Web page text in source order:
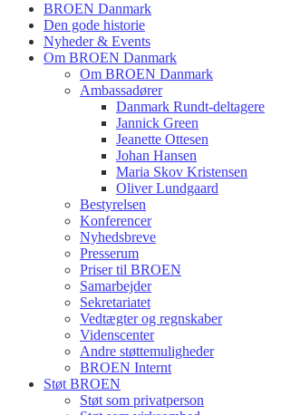
BROEN Danmark
Den gode historie
Nyheder & Events
Om BROEN Danmark
Om BROEN Danmark
Ambassadører
Danmark Rundt-deltagere
Jannick Green
Jeanette Ottesen
Johan Hansen
Maria Skov Kristensen
Oliver Lundgaard
Bestyrelsen
Konferencer
Nyhedsbreve
Presserum
Priser til BROEN
Samarbejder
Sekretariatet
Vedtægter og regnskaber
Videnscenter
Andre støttemuligheder
BROEN Internt
Støt BROEN
Støt som privatperson